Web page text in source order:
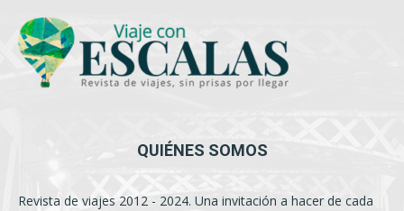
QUIÉNES SOMOS
Revista de viajes 2012 - 2024. Una invitación a hacer de cada